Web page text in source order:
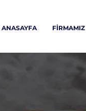
ANASAYFA FİRMAMIZ